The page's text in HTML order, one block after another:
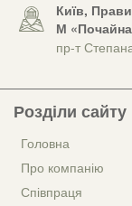
Київ,
М
пр-т
Розділи сайту
Головна
Про компанію
Співпраця